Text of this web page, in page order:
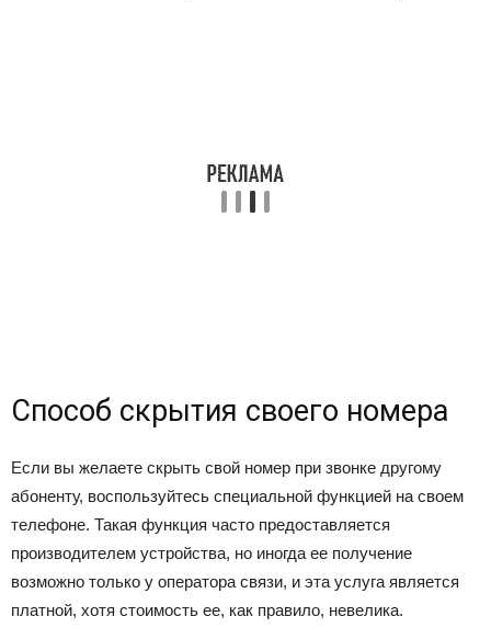
Способ скрытия своего номера
Если вы желаете скрыть свой номер при звонке другому
абоненту, воспользуйтесь специальной функцией на своем
телефоне. Такая функция часто предоставляется
производителем устройства, но иногда ее получение
возможно только у оператора связи, и эта услуга является
платной, хотя стоимость ее, как правило, невелика.